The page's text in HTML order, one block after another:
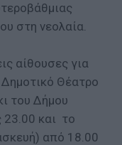
στη νεολαία.
αίθουσες για
Θέατρο
του Δήμου
και το
από 18.00